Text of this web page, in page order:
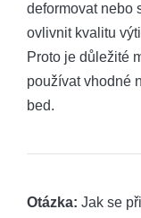
deformovat nebo
ovlivnit kvalitu
Proto je důležité
používat vhodné
bed.
Otázka: Jak se